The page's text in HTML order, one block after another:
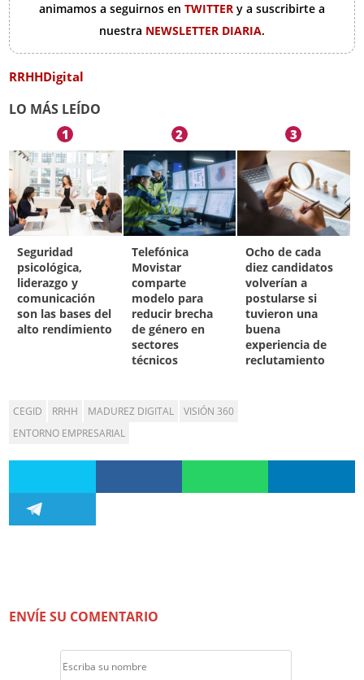
animamos a seguirnos en TWITTER y a suscribirte a
nuestra NEWSLETTER DIARIA.
RRHHDigital
LO MÁS LEÍDO
1
Seguridad
psicológica,
liderazgo y
comunicación
son las bases del
alto rendimiento
2
Telefónica
Movistar
comparte
modelo para
reducir brecha
de género en
sectores
técnicos
3
Ocho de cada
diez candidatos
volverían a
postularse si
tuvieron una
buena
experiencia de
reclutamiento
CEGID RRHH MADUREZ DIGITAL
VISIÓN 360
ENTORNO EMPRESARIAL
ENVÍE SU COMENTARIO